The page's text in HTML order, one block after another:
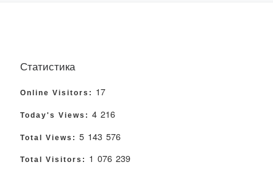
Статистика
Online Visitors: 17
Today's Views: 4 216
Total Views: 5 143 576
Total Visitors: 1 076 239